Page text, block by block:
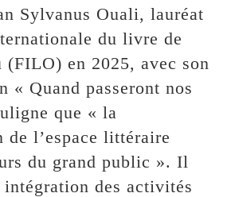
Sylvanus Ouali, lauréat
du livre de
(FILO) en 2025, avec son
« Quand passeront nos
que « la
de l’espace littéraire
du grand public ». Il
intégration des activités